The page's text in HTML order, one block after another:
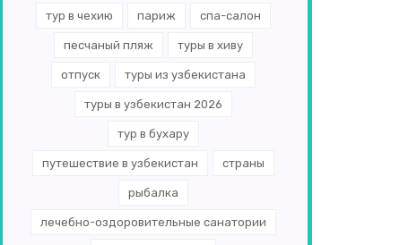
тур в чехию париж спа-салон
песчаный пляж туры в хиву
отпуск туры из узбекистана
туры в узбекистан 2026
тур в бухару
путешествие в узбекистан страны
рыбалка
лечебно-оздоровительные санатории